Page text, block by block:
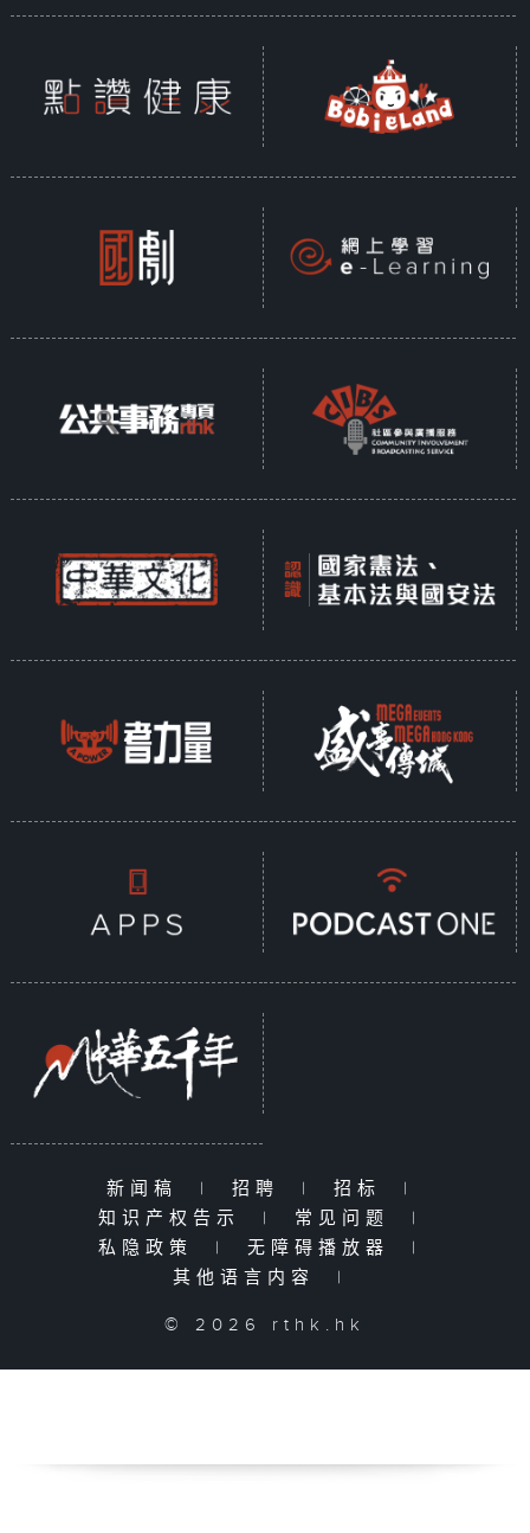
新闻稿 | 招聘 | 招标
|
知识产权告示
| 常见问题
|
私隐政策
| 无障碍播放器
|
其他语言内容
|
© 2026 rthk.hk